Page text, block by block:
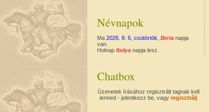
Névnapok
Ma 2026. 8. 6, csütörtök Berta napja
van.
Holnap Ibolya napja lesz.
Chatbox
Üzenetek írásához regisztrált tagnak kell
lenned - jelentkezz be, vagy regisztrálj